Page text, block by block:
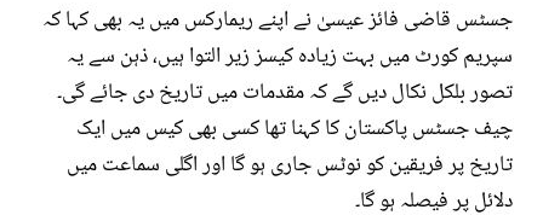
جسٹس قاضی فائز عیسیٰ نے اپنے ریمارکس میں یہ بھی کہا کہ
سپریم کورٹ میں بہت زیادہ کیسز زیر التوا ہیں، ذہن سے یہ
تصور بلکل نکال دیں گے کہ مقدمات میں تاریخ دی جائے گی۔
چیف جسٹس پاکستان کا کہنا تھا کسی بھی کیس میں ایک
تاریخ پر فریقین کو نوٹس جاری ہو گا اور اگلی سماعت میں
دلائل پر فیصلہ ہو گا۔